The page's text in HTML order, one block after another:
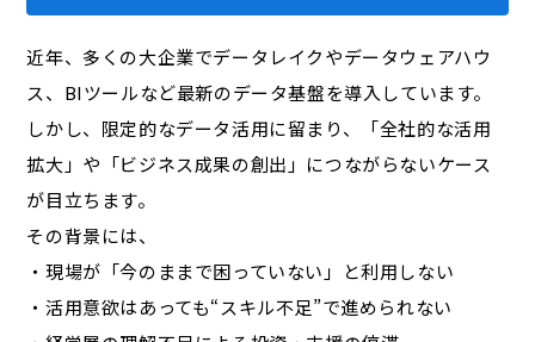
近年、多くの大企業でデータレイクやデータウェアハウ
ス、BIツールなど最新のデータ基盤を導入しています。
しかし、限定的なデータ活用に留まり、「全社的な活用
拡大」や「ビジネス成果の創出」につながらないケース
が目立ちます。
その背景には、
・現場が「今のままで困っていない」と利用しない
・活用意欲はあっても“スキル不足”で進められない